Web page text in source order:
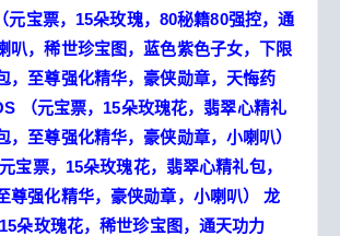
（元宝票，15朵玫瑰，80秘籍80强控，通
叭，稀世珍宝图，蓝色紫色子女，下限
，至尊强化精华，豪侠勋章，天悔药
（元宝票，15朵玫瑰花，翡翠心精礼
，至尊强化精华，豪侠勋章，小喇叭）
元宝票，15朵玫瑰花，翡翠心精礼包，
尊强化精华，豪侠勋章，小喇叭）
龙
15朵玫瑰花，稀世珍宝图，通天功力